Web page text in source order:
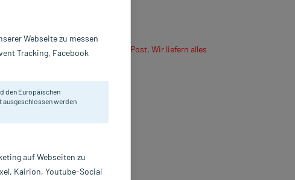
mycare App oder senden es per Post. Wir liefern alles
Ihrer mitbestellten Produkte.
Tabletten
12 St
1 A Pharma GmbH
Webseite zu messen
Tracking, Facebook
den Europäischen
ausgeschlossen werden
auf Webseiten zu
Kairion, Youtube-Social